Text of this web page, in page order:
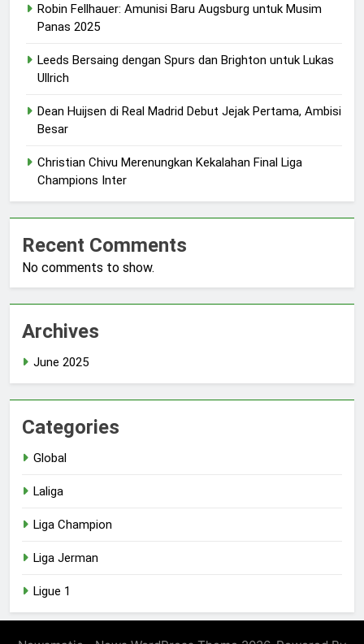
Robin Fellhauer: Amunisi Baru Augsburg untuk Musim
Panas 2025
Leeds Bersaing dengan Spurs dan Brighton untuk Lukas
Ullrich
Dean Huijsen di Real Madrid Debut Jejak Pertama, Ambisi
Besar
Christian Chivu Merenungkan Kekalahan Final Liga
Champions Inter
Recent Comments
No comments to show.
Archives
June 2025
Categories
Global
Laliga
Liga Champion
Liga Jerman
Ligue 1